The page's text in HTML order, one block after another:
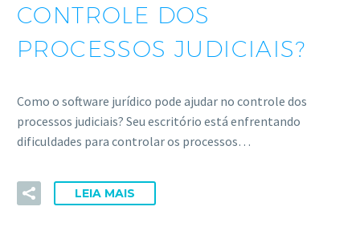
CONTROLE DOS
PROCESSOS JUDICIAIS?
Como o software jurídico pode ajudar no controle dos
processos judiciais? Seu escritório está enfrentando
dificuldades para controlar os processos…
LEIA MAIS